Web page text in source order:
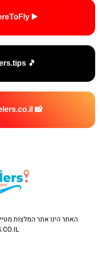
▶️ YouTube - WhereToFly
🎵 TikTok - travelers.tips
📸 Instagram - travelers.co.il
האתר הינו אתר המלצות